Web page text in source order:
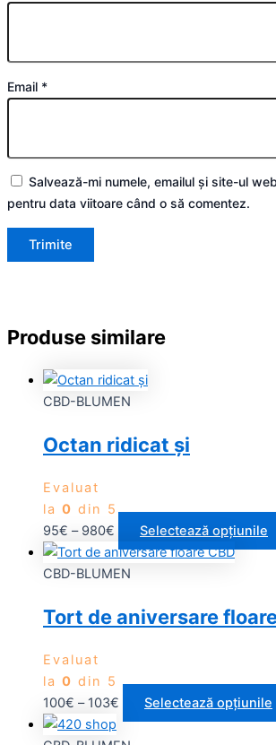
Email *
Salvează-mi numele, emailul și site-ul
pentru data viitoare când o să comentez.
Produse similare
CBD-BLUMEN
Octan ridicat și
Evaluat
la 0 din 5
95€ – 980€ Selectează opțiunile
CBD-BLUMEN
Tort de aniversare
Evaluat
la 0 din 5
100€ – 103€ Selectează opțiunile